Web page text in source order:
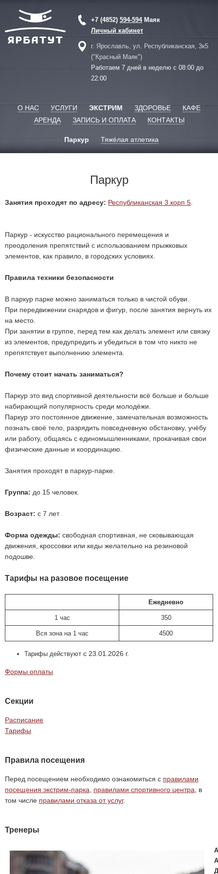
+7 (4852) 594-594Маяк
Личный кабинет
г. Ярославль, ул. Республиканская, 3к5
("Красный Маяк")
Работаем 7 дней в неделю с 08:00 до
22:00
О НАС УСЛУГИ ЭКСТРИМ ЗДОРОВЬЕ
КАФЕ
АРЕНДА
ЗАПИСЬ И ОПЛАТА КОНТАКТЫ
Паркур Тяжёлая атлетика
Паркур
Занятия проходят по адресу: Республиканская 3.корп 5
Паркур - искусство рационального перемещения и
преодоления препятствий с использованием прыжковых
элементов, как правило, в городских условиях.
Правила техники безопасности
В паркур парке можно заниматься только в чистой обуви.
При передвижении снарядов и фигур, после занятия вернуть их
на место.
При занятии в группе, перед тем как делать элемент или связку
из элементов, предупредить и убедиться в том что никто не
препятствует выполнению элемента.
Почему стоит начать заниматься?
Паркур это вид спортивной деятельности всё больше и больше
набирающий популярность среди молодёжи.
Паркур это постоянное движение, замечательная возможность
познать своё тело, разрядить повседневную обстановку, учёбу
или работу, общаясь с единомышленниками, прокачивая свои
физические данные и координацию.
Занятия проходят в паркур-парке.
Группа: до 15 человек.
Возраст: с 7 лет
Форма одежды: свободная спортивная, не сковывающая
движения, кроссовки или кеды желательно на резиновой
подошве.
Тарифы на разовое посещение
Ежедневно
1 час 350
Вся зона на 1 час 4500
Тарифы действуют с 23.01.2026 г.
Формы оплаты
Секции
Расписание
Тарифы
Правила посещения
Перед посещением необходимо ознакомиться с правилами
посещения экстрим-парка
правилами спортивного центра , в
том числе правилами отказа от услуг.
Тренеры